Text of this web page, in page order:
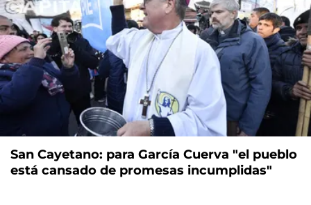
San Cayetano: para García Cuerva "el pueblo
está cansado de promesas incumplidas"